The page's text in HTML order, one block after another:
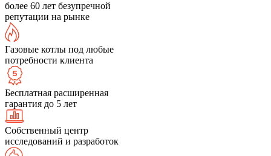
более 60 лет безупречной
репутации на рынке
Газовые котлы под любые
потребности клиента
Бесплатная расширенная
гарантия до 5 лет
Собственный центр
исследований и разработок